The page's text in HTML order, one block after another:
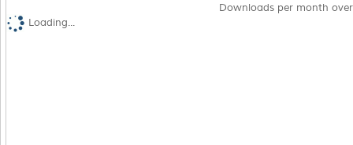
Downloads per month
Loading...